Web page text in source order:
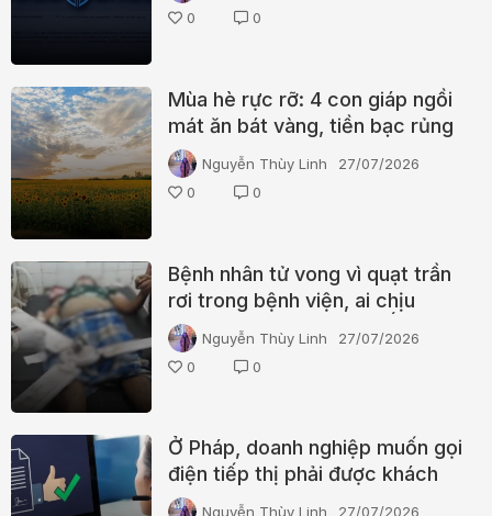
0
0
Mùa hè rực rỡ: 4 con giáp ngồi
mát ăn bát vàng, tiền bạc rủng
rỉnh, sự nghiệp thăng hoa
Nguyễn Thùy Linh
27/07/2026
0
0
Bệnh nhân tử vong vì quạt trần
rơi trong bệnh viện, ai chịu
trách nhiệm (chuyện ở Ấn Độ)
Nguyễn Thùy Linh
27/07/2026
0
0
Ở Pháp, doanh nghiệp muốn gọi
điện tiếp thị phải được khách
hàng đồng ý trước
Nguyễn Thùy Linh 27/07/2026